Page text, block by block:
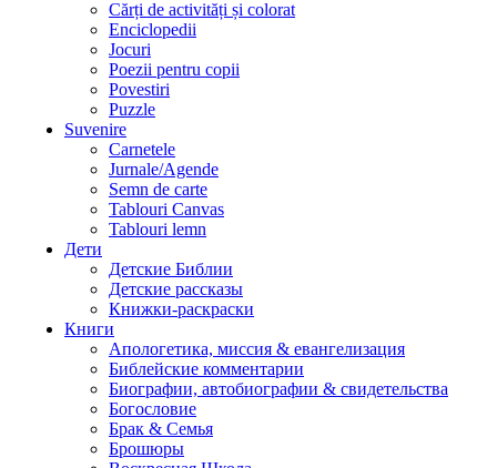
Cărți de activități și colorat
Enciclopedii
Jocuri
Poezii pentru copii
Povestiri
Puzzle
Suvenire
Carnetele
Jurnale/Agende
Semn de carte
Tablouri Canvas
Tablouri lemn
Дети
Детские Библии
Детские рассказы
Книжки-раскраски
Книги
Апологетика, миссия & евангелизация
Библейские комментарии
Биографии, автобиографии & свидетельства
Богословие
Брак & Семья
Брошюры